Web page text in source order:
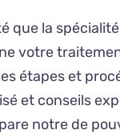
que la
votre
étapes et
et conseils
notre de